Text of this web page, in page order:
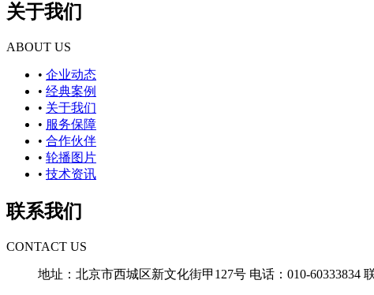
关于我们
ABOUT US
• 企业动态
• 经典案例
• 关于我们
• 服务保障
• 合作伙伴
• 轮播图片
• 技术资讯
联系我们
CONTACT US
地址：北京市西城区新文化街甲127号 电话：010-60333834